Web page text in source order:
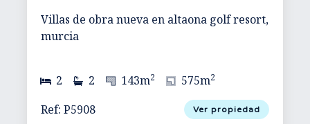
Villas de obra nueva en altaona golf resort,
murcia
2 2 143m2 575m2
Ref: P5908 Ver propiedad